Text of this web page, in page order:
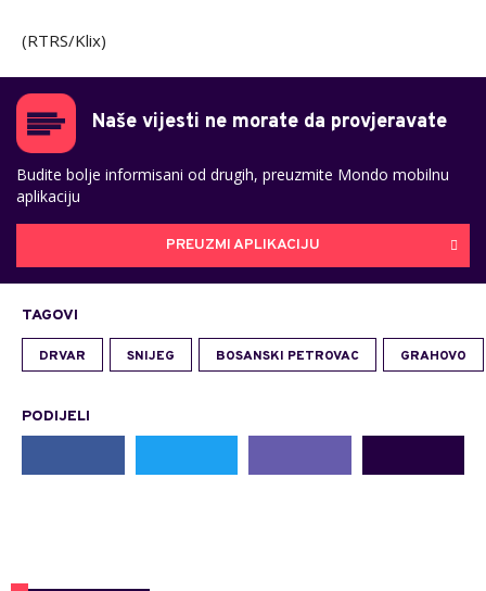
(RTRS/Klix)
Naše vijesti ne morate da provjeravate
Budite bolje informisani od drugih, preuzmite Mondo mobilnu
aplikaciju
PREUZMI APLIKACIJU
TAGOVI
DRVAR SNIJEG BOSANSKI PETROVAC GRAHOVO
PODIJELI